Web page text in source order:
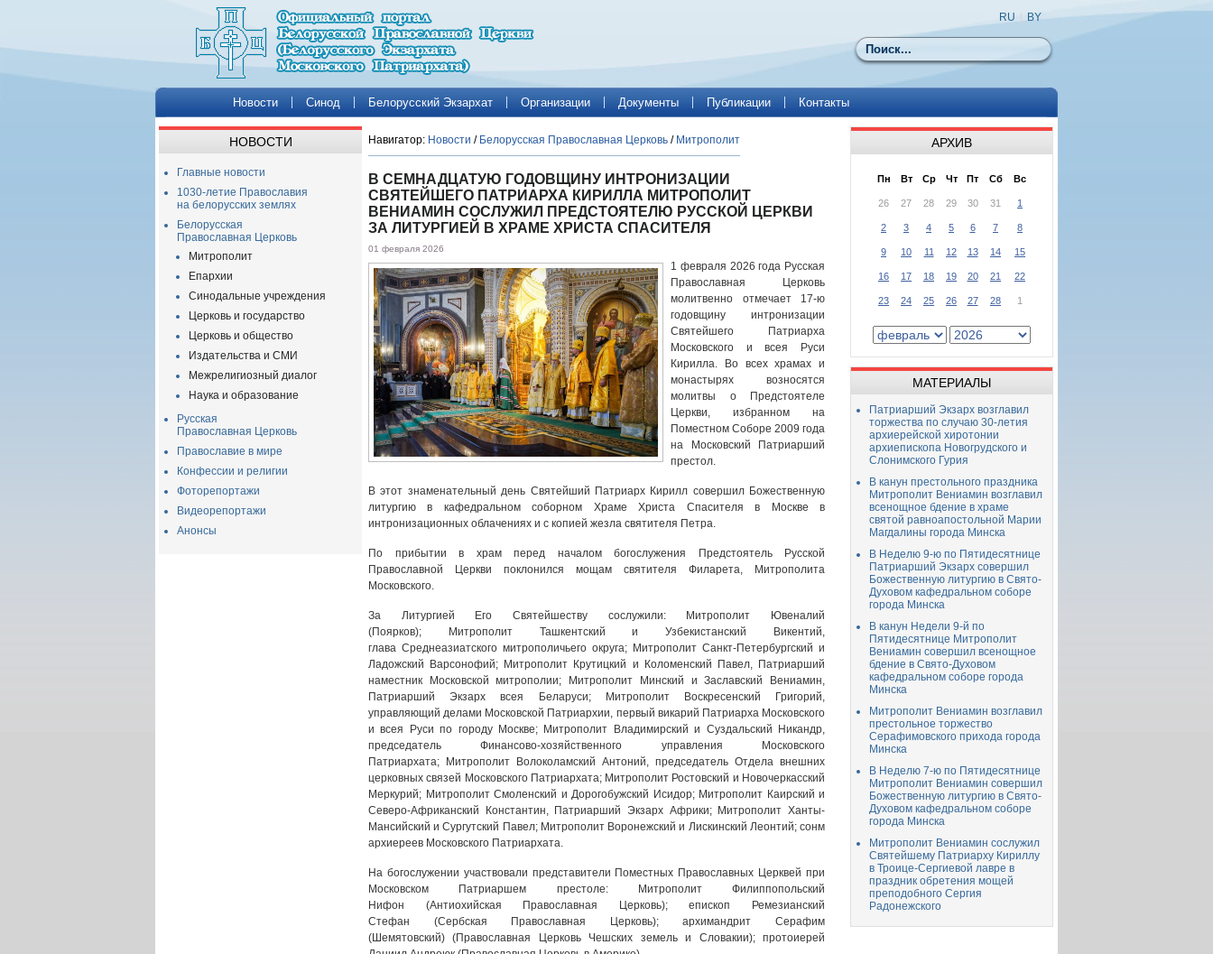
Поиск
RU BY
Новости Синод Белорусский Экзархат Организации Документы Публикации Контакты
НОВОСТИ
Главные новости
1030-летие Православия
на белорусских землях
Белорусская
Православная Церковь
Митрополит
Епархии
Синодальные учреждения
Церковь и государство
Церковь и общество
Издательства и СМИ
Межрелигиозный диалог
Наука и образование
Русская
Православная Церковь
Православие в мире
Конфессии и религии
Фоторепортажи
Видеорепортажи
Анонсы
Навигатор: Новости / Белорусская Православная Церковь / Митрополит
В СЕМНАДЦАТУЮ ГОДОВЩИНУ ИНТРОНИЗАЦИИ
СВЯТЕЙШЕГО ПАТРИАРХА КИРИЛЛА МИТРОПОЛИТ
ВЕНИАМИН СОСЛУЖИЛ ПРЕДСТОЯТЕЛЮ РУССКОЙ ЦЕРКВИ
ЗА ЛИТУРГИЕЙ В ХРАМЕ ХРИСТА СПАСИТЕЛЯ
01 февраля 2026
1 февраля 2026 года Русская
Православная Церковь
молитвенно отмечает 17-ю
годовщину интронизации
Святейшего Патриарха
Московского и всея Руси
Кирилла. Во всех храмах и
монастырях возносятся
молитвы о Предстоятеле
Церкви, избранном на
Поместном Соборе 2009 года
на Московский Патриарший
престол.
В этот знаменательный день Святейший Патриарх Кирилл совершил Божественную
литургию в кафедральном соборном Храме Христа Спасителя в Москве в
интронизационных облачениях и с копией жезла святителя Петра.
По прибытии в храм перед началом богослужения Предстоятель Русской
Православной Церкви поклонился мощам святителя Филарета, Митрополита
Московского.
За Литургией Его Святейшеству сослужили: Митрополит Ювеналий
(Поярков); Митрополит Ташкентский и Узбекистанский Викентий,
глава Среднеазиатского митрополичьего округа; Митрополит Санкт-Петербургский и
Ладожский Варсонофий; Митрополит Крутицкий и Коломенский Павел, Патриарший
наместник Московской митрополии; Митрополит Минский и Заславский Вениамин,
Патриарший Экзарх всея Беларуси; Митрополит Воскресенский Григорий,
управляющий делами Московской Патриархии, первый викарий Патриарха Московского
и всея Руси по городу Москве; Митрополит Владимирский и Суздальский Никандр,
председатель Финансово-хозяйственного управления Московского
Патриархата; Митрополит Волоколамский Антоний, председатель Отдела внешних
церковных связей Московского Патриархата; Митрополит Ростовский и Новочеркасский
Меркурий; Митрополит Смоленский и Дорогобужский Исидор; Митрополит Каирский и
Северо-Африканский Константин, Патриарший Экзарх Африки; Митрополит Ханты-
Мансийский и Сургутский Павел; Митрополит Воронежский и Лискинский Леонтий; сонм
архиереев Московского Патриархата.
На богослужении участвовали представители Поместных Православных Церквей при
Московском Патриаршем престоле: Митрополит Филиппопольский
Нифон (Антиохийская Православная Церковь); епископ Ремезианский
Стефан (Сербская Православная Церковь); архимандрит Серафим
(Шемятовский) (Православная Церковь Чешских земель и Словакии); протоиерей
АРХИВ
Пн Вт Ср Чт Пт Сб Вс
26 27 28 29 30 31 1
2 3 4 5 6 7 8
9 10 11 12 13 14 15
16 17 18 19 20 21 22
23 24 25 26 27 28 1
МАТЕРИАЛЫ
Патриарший Экзарх возглавил
торжества по случаю 30-летия
архиерейской хиротонии
архиепископа Новогрудского и
Слонимского Гурия
В канун престольного праздника
Митрополит Вениамин возглавил
всенощное бдение в храме
святой равноапостольной Марии
Магдалины города Минска
В Неделю 9-ю по Пятидесятнице
Патриарший Экзарх совершил
Божественную литургию в Свято-
Духовом кафедральном соборе
города Минска
В канун Недели 9-й по
Пятидесятнице Митрополит
Вениамин совершил всенощное
бдение в Свято-Духовом
кафедральном соборе города
Минска
Митрополит Вениамин возглавил
престольное торжество
Серафимовского прихода города
Минска
В Неделю 7-ю по Пятидесятнице
Митрополит Вениамин совершил
Божественную литургию в Свято-
Духовом кафедральном соборе
города Минска
Митрополит Вениамин сослужил
Святейшему Патриарху Кириллу
в Троице-Сергиевой лавре в
праздник обретения мощей
преподобного Сергия
Радонежского